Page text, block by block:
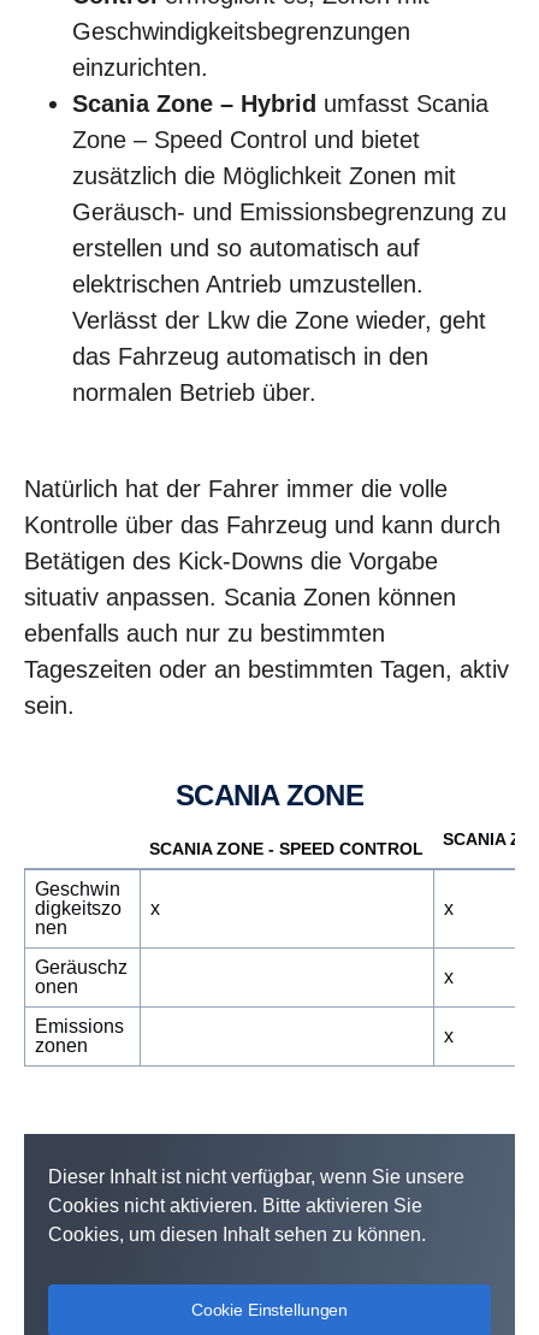
Geschwindigkeitsbegrenzungen
einzurichten.
Scania Zone – Hybrid umfasst Scania
Zone – Speed Control und bietet
zusätzlich die Möglichkeit Zonen mit
Geräusch- und Emissionsbegrenzung zu
erstellen und so automatisch auf
elektrischen Antrieb umzustellen.
Verlässt der Lkw die Zone wieder, geht
das Fahrzeug automatisch in den
normalen Betrieb über.
Natürlich hat der Fahrer immer die volle
Kontrolle über das Fahrzeug und kann durch
Betätigen des Kick-Downs die Vorgabe
situativ anpassen. Scania Zonen können
ebenfalls auch nur zu bestimmten
Tageszeiten oder an bestimmten Tagen, aktiv
sein.
SCANIA ZONE
SCANIA ZONE - SPEED CONTROL SCANIA
Geschwin
digkeitszo
nen
x x
Geräuschz
onen
x
Emissions
zonen
x
Dieser Inhalt ist nicht verfügbar, wenn Sie unsere
Cookies nicht aktivieren. Bitte aktivieren Sie
Cookies, um diesen Inhalt sehen zu können.
Cookie Einstellungen